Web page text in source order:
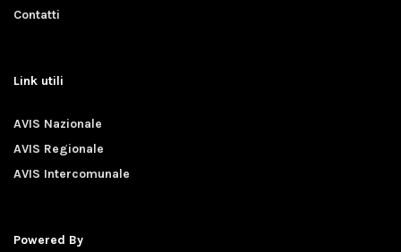
Contatti
Link utili
AVIS Nazionale
AVIS Regionale
AVIS Intercomunale
Powered By